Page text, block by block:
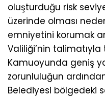
oluşturduğu risk
üzerinde olması
emniyetini korumak
Valiliği’nin talimatıyla
Kamuoyunda geniş
zorunluluğun
Belediyesi bölgedeki